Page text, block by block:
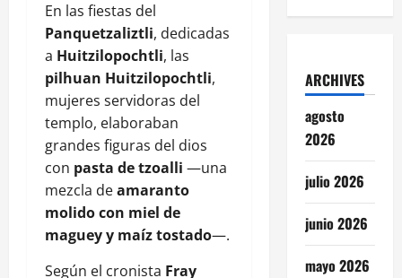
En las fiestas del
Panquetzaliztli, dedicadas
a Huitzilopochtli, las
pilhuan Huitzilopochtli,
mujeres servidoras del
templo, elaboraban
grandes figuras del dios
con pasta de tzoalli —una
mezcla deamaranto
molido con miel de
maguey y maíz tostado—.
Según el cronista Fray
ARCHIVES
agosto
2026
julio 2026
junio 2026
mayo 2026